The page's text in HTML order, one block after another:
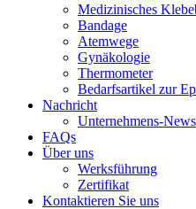
Medizinisches
Bandage
Atemwege
Gynäkologie
Thermometer
Bedarfsartikel zur
Nachricht
Unternehmens-News
FAQs
Über uns
Werksführung
Zertifikat
Kontaktieren Sie uns